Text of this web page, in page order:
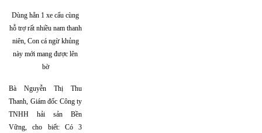
Dùng hẳn 1 xe cẩu cùng
hỗ trợ rất nhiều nam thanh
niên, Con cá ngừ khủng
này mới mang được lên
bờ
Bà Nguyễn Thị Thu
Thanh, Giám đốc Công ty
TNHH hải sản Bền
Vững, cho biết: Có 3